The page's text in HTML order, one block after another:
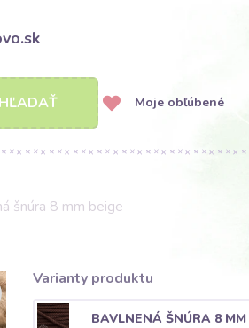
HĽADAŤ Moje obľúbené
šnúra 8 mm beige
Varianty produktu
BAVLNENÁ ŠNÚRA 8